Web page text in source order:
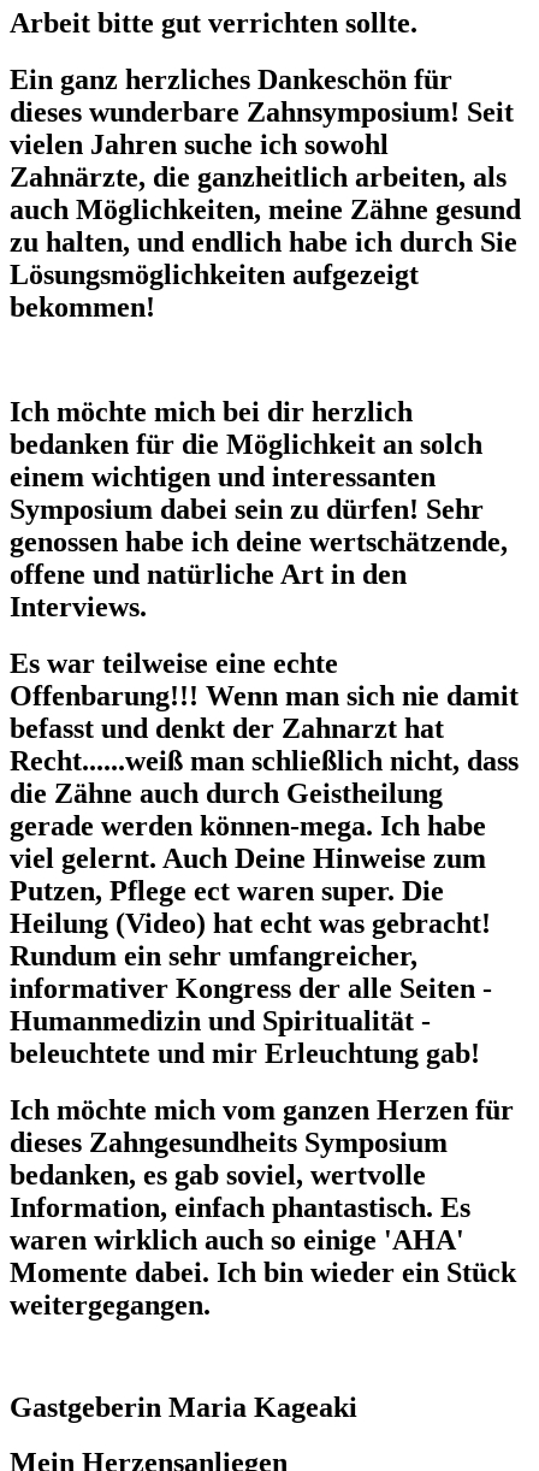
Arbeit bitte gut verrichten sollte.
Ein ganz herzliches Dankeschön für
dieses wunderbare Zahnsymposium! Seit
vielen Jahren suche ich sowohl
Zahnärzte, die ganzheitlich arbeiten, als
auch Möglichkeiten, meine Zähne gesund
zu halten, und endlich habe ich durch Sie
Lösungsmöglichkeiten aufgezeigt
bekommen!
Ich möchte mich bei dir herzlich
bedanken für die Möglichkeit an solch
einem wichtigen und interessanten
Symposium dabei sein zu dürfen! Sehr
genossen habe ich deine wertschätzende,
offene und natürliche Art in den
Interviews.
Es war teilweise eine echte
Offenbarung!!! Wenn man sich nie damit
befasst und denkt der Zahnarzt hat
Recht......weiß man schließlich nicht, dass
die Zähne auch durch Geistheilung
gerade werden können-mega. Ich habe
viel gelernt. Auch Deine Hinweise zum
Putzen, Pflege ect waren super. Die
Heilung (Video) hat echt was gebracht!
Rundum ein sehr umfangreicher,
informativer Kongress der alle Seiten -
Humanmedizin und Spiritualität -
beleuchtete und mir Erleuchtung gab!
Ich möchte mich vom ganzen Herzen für
dieses Zahngesundheits Symposium
bedanken, es gab soviel, wertvolle
Information, einfach phantastisch. Es
waren wirklich auch so einige 'AHA'
Momente dabei. Ich bin wieder ein Stück
weitergegangen.
Gastgeberin Maria Kageaki
Mein Herzensanliegen